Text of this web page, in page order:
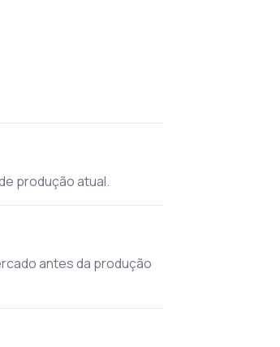
produção atual.
antes da produção